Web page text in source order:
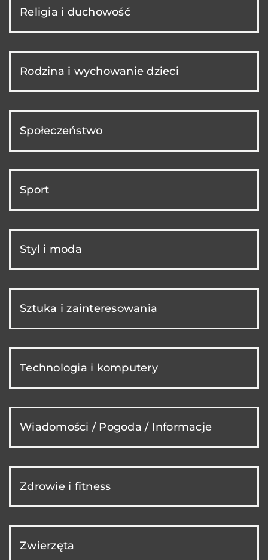
Religia i duchowość
Rodzina i wychowanie dzieci
Społeczeństwo
Sport
Styl i moda
Sztuka i zainteresowania
Technologia i komputery
Wiadomości / Pogoda / Informacje
Zdrowie i fitness
Zwierzęta